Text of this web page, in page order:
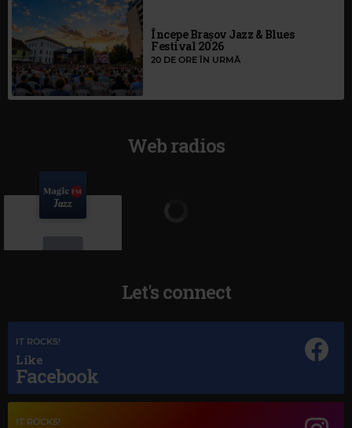
Începe Brașov Jazz & Blues
Festival 2026
20 DE ORE ÎN URMĂ
Web radios
Magic Jazz
Let's connect
IT ROCKS!
Like
Facebook
IT ROCKS!